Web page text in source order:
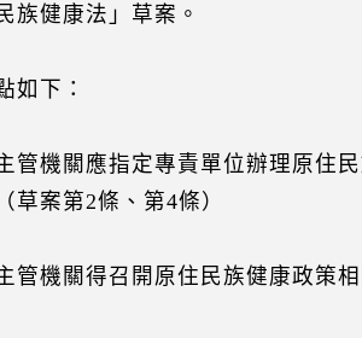
族健康法」草案。
如下：
管機關應指定專責單位辦理原住
草案第2條、第4條）
管機關得召開原住民族健康政策